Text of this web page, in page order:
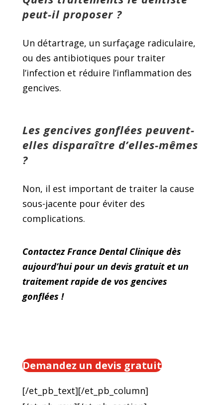
peut-il proposer ?
Un détartrage, un surfaçage radiculaire,
ou des antibiotiques pour traiter
l’infection et réduire l’inflammation des
gencives.
Les gencives gonflées peuvent-
elles disparaître d’elles-mêmes
?
Non, il est important de traiter la cause
sous-jacente pour éviter des
complications.
Contactez France Dental Clinique dès
aujourd’hui pour un devis gratuit et un
traitement rapide de vos gencives
gonflées !
Demandez un devis gratuit
[/et_pb_text][/et_pb_column]